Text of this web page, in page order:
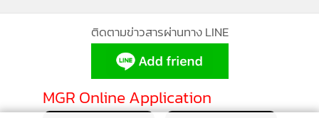
ติดตามข่าวสารผ่านทาง LINE
MGR Online Application